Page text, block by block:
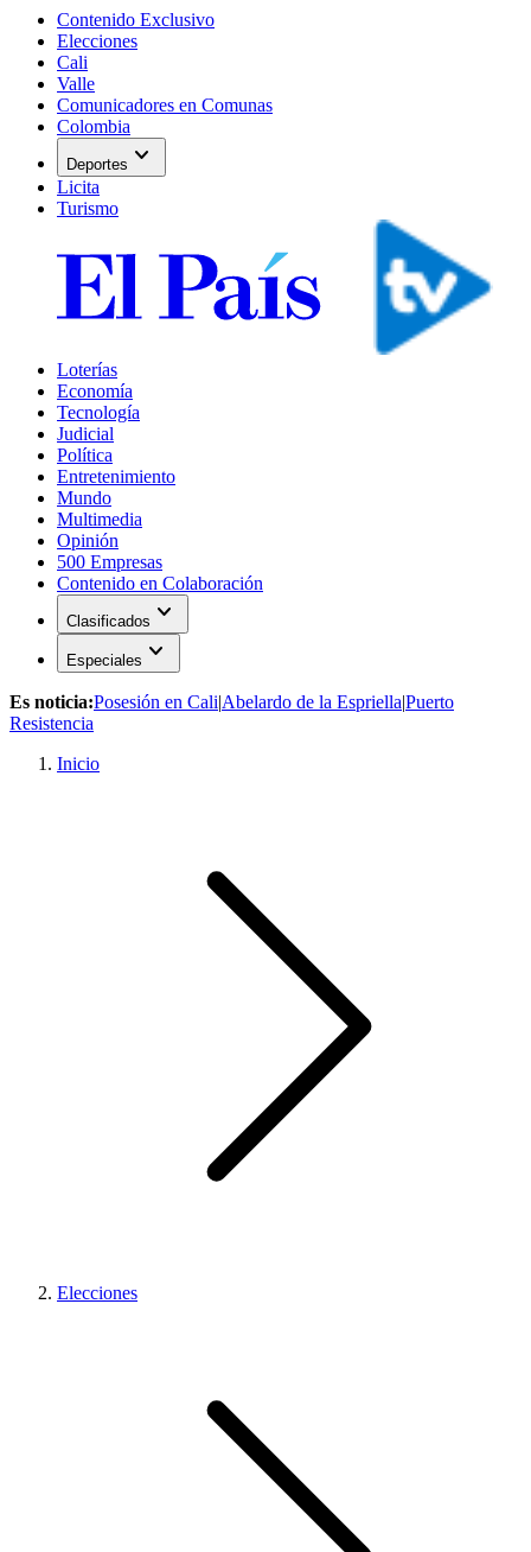
Contenido Exclusivo
Elecciones
Cali
Valle
Comunicadores en Comunas
Colombia
Deportes expand_more
Licita
Turismo
Loterías
Economía
Tecnología
Judicial
Política
Entretenimiento
Mundo
Multimedia
Opinión
500 Empresas
Contenido en Colaboración
Clasificados expand_more
Especiales expand_more
Es noticia:Posesión en Cali|Abelardo de la Espriella|Puerto
Resistencia
Inicio
Elecciones